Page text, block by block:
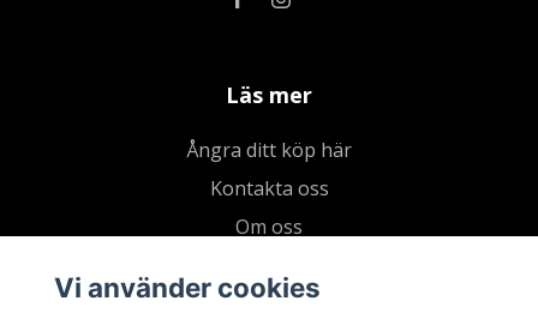
Läs mer
Ångra ditt köp här
Kontakta oss
Om oss
Kundklubb
Vi använder cookies